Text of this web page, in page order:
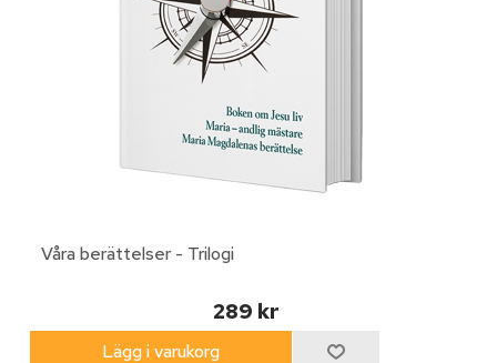
Våra berättelser - Trilogi
289 kr